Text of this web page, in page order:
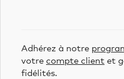
Adhérez à notre
votre compte client et
fidélités.